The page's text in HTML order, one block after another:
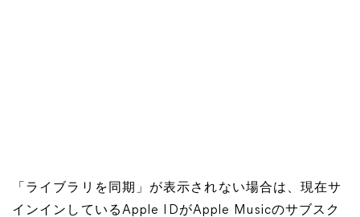
「ライブラリを同期」が表示されない場合は、現在サ
インインしているApple IDがApple Musicのサブスク